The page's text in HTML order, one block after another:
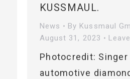
KUSSMAUL.
News By Kussmaul
August 31, 2023
Photocredit: Singer
automotive